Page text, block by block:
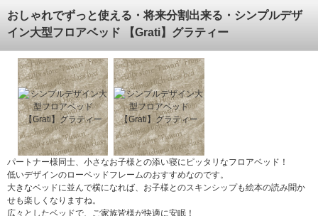
おしゃれでずっと使える・将来分割出来る・シンプルデザ
イン大型フロアベッド 【Grati】グラティー
パートナー様同士、小さなお子様との添い寝にピッタリなフロアベッド！
低いデザインのローベッドフレームのおすすめなのです。
大きなベッドに並んで横になれば、お子様とのスキンシップも絵本の読み聞か
せも楽しくなりますね。
広々としたベッドで、ご家族皆様が快適に安眠！